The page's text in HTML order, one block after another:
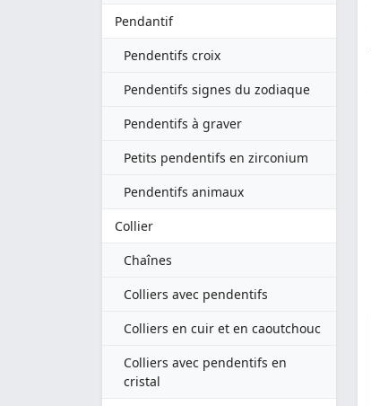
Pendantif
Pendentifs croix
Pendentifs signes du zodiaque
Pendentifs à graver
Petits pendentifs en zirconium
Pendentifs animaux
Collier
Chaînes
Colliers avec pendentifs
Colliers en cuir et en caoutchouc
Colliers avec pendentifs en
cristal